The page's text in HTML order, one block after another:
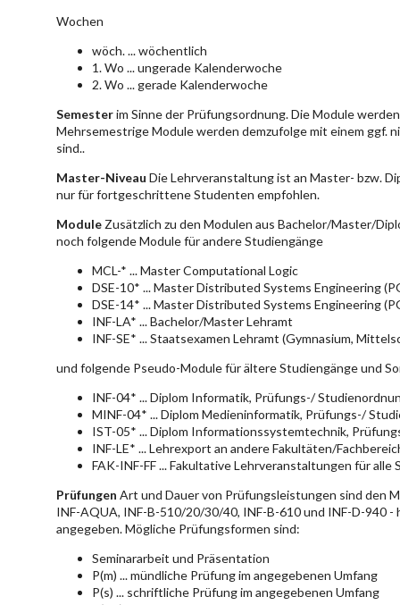
Wochen
wöch. ... wöchentlich
1. Wo ... ungerade Kalenderwoche
2. Wo ... gerade Kalenderwoche
Semesterim Sinne der Prüfungsordnung. Die Module
Mehrsemestrige Module werden demzufolge mit einem ggf.
sind..
Master-Niveau Die Lehrveranstaltung ist an Master- bzw.
nur für fortgeschrittene Studenten empfohlen.
Module Zusätzlich zu den Modulen aus Bachelor/Master/
noch folgende Module für andere Studiengänge
MCL-* ... Master Computational Logic
DSE-10* ... Master Distributed Systems Engineering
DSE-14* ... Master Distributed Systems Engineering
INF-LA* ... Bachelor/Master Lehramt
INF-SE* ... Staatsexamen Lehramt (Gymnasium,
und folgende Pseudo-Module für ältere Studiengänge und
INF-04* ... Diplom Informatik, Prüfungs-/
MINF-04* ... Diplom Medieninformatik, Prüfungs-/
IST-05* ... Diplom Informationssystemtechnik,
INF-LE* ... Lehrexport an andere Fakultäten/
FAK-INF-FF ... Fakultative Lehrveranstaltungen für
Prüfungen Art und Dauer von Prüfungsleistungen sind den
INF-AQUA, INF-B-510/20/30/40, INF-B-610 und INF-D-940
angegeben. Mögliche Prüfungsformen sind:
Seminararbeit und Präsentation
P(m) ... mündliche Prüfung im angegebenen Umfang
P(s) ... schriftliche Prüfung im angegebenen Umfang